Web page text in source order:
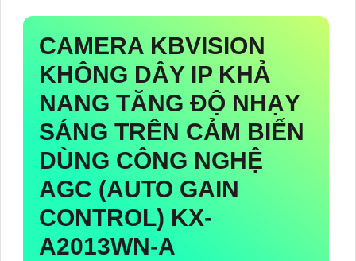
CAMERA KBVISION
KHÔNG DÂY IP KHẢ
NANG TĂNG ĐỘ NHẠY
SÁNG TRÊN CẢM BIẾN
DÙNG CÔNG NGHỆ
AGC (AUTO GAIN
CONTROL) KX-
A2013WN-A